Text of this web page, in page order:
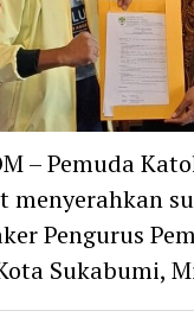
– Pemuda
menyerahkan
Pengurus
Sukabumi,